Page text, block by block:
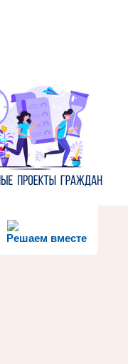
Решаем вместе